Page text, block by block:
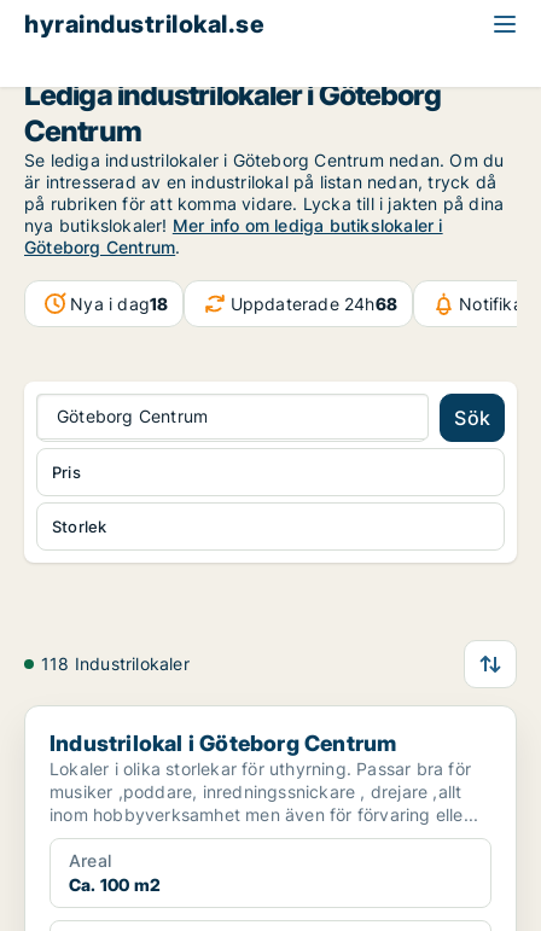
hyraindustrilokal.se
Lediga industrilokaler i Göteborg
Centrum
Se lediga industrilokaler i Göteborg Centrum nedan. Om du
är intresserad av en industrilokal på listan nedan, tryck då
på rubriken för att komma vidare. Lycka till i jakten på dina
nya butikslokaler! Mer info om lediga butikslokaler i
Göteborg Centrum.
Nya i dag18 Uppdaterade 24h68
Göteborg Centrum Sök
Storlek
Pris
118 Industrilokaler
Industrilokal i Göteborg Centrum
Industrilokal i Göteborg Centrum
Lokaler i olika storlekar för uthyrning. Passar bra för
musiker ,poddare, inredningssnickare , drejare ,allt
inom hobbyverksamhet men även för förvaring elle...
Areal
Ca. 100 m2